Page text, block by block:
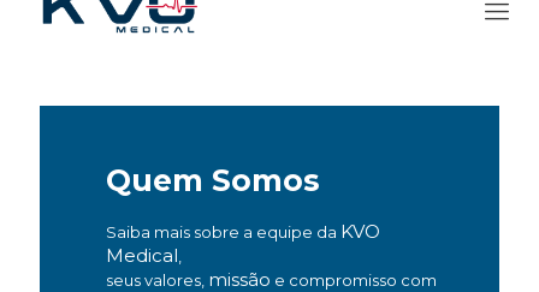
Quem Somos
Saiba mais sobre a equipe da KVO
Medical
seus valores, missão e compromisso com